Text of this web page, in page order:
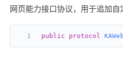
网页能力接口协议，用于追加
public protocol